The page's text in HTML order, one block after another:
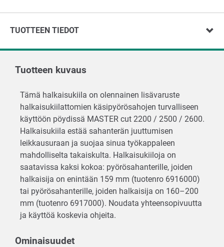
TUOTTEEN TIEDOT
Tuotteen kuvaus
Tämä halkaisukiila on olennainen lisävaruste
halkaisukiilattomien käsipyörösahojen turvalliseen
käyttöön pöydissä MASTER cut 2200 / 2500 / 2600.
Halkaisukiila estää sahanterän juuttumisen
leikkausuraan ja suojaa sinua työkappaleen
mahdolliselta takaiskulta. Halkaisukiiloja on
saatavissa kaksi kokoa: pyörösahanterille, joiden
halkaisija on enintään 159 mm (tuotenro 6916000)
tai pyörösahanterille, joiden halkaisija on 160–200
mm (tuotenro 6917000). Noudata yhteensopivuutta
ja käyttöä koskevia ohjeita.
Ominaisuudet